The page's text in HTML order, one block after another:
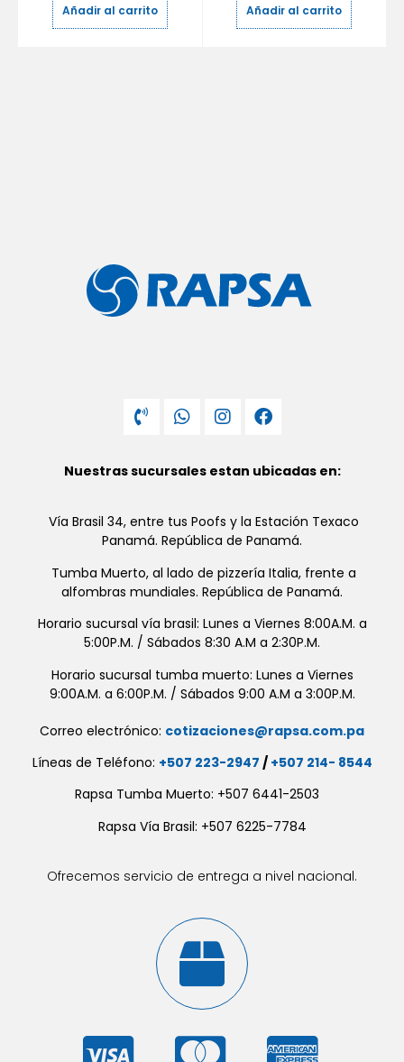
Añadir al carrito Añadir al carrito
Nuestras sucursales estan ubicadas en:
Vía Brasil 34, entre tus Poofs y la Estación Texaco
Panamá. República de Panamá.
Tumba Muerto, al lado de pizzería Italia, frente a
alfombras mundiales. República de Panamá.
Horario sucursal vía brasil: Lunes a Viernes 8:00A.M. a
5:00P.M. / Sábados 8:30 A.M a 2:30P.M.
Horario sucursal tumba muerto: Lunes a Viernes
9:00A.M. a 6:00P.M. / Sábados 9:00 A.M a 3:00P.M.
Correo electrónico: cotizaciones@rapsa.com.pa
Líneas de Teléfono: +507 223-2947 / +507 214- 8544
Rapsa Tumba Muerto: +507 6441-2503
Rapsa Vía Brasil: +507 6225-7784
Ofrecemos servicio de entrega a nivel nacional.